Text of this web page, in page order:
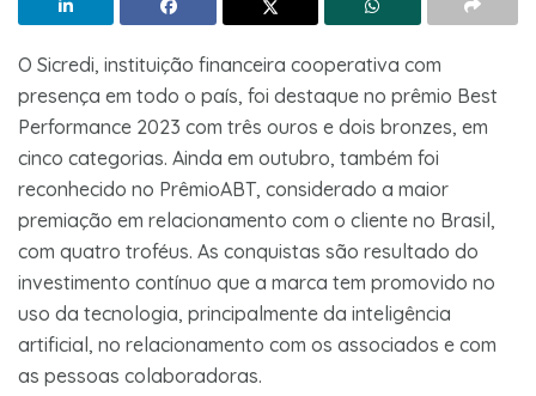
O Sicredi, instituição financeira cooperativa com
presença em todo o país, foi destaque no prêmio Best
Performance 2023 com três ouros e dois bronzes, em
cinco categorias. Ainda em outubro, também foi
reconhecido no PrêmioABT, considerado a maior
premiação em relacionamento com o cliente no Brasil,
com quatro troféus. As conquistas são resultado do
investimento contínuo que a marca tem promovido no
uso da tecnologia, principalmente da inteligência
artificial, no relacionamento com os associados e com
as pessoas colaboradoras.